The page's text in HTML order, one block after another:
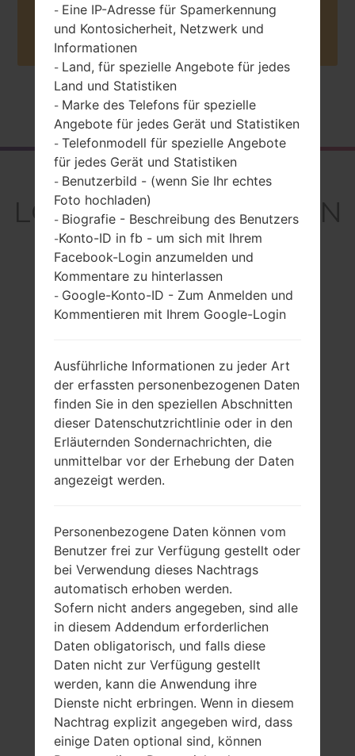
Buy accessories on Amazon
Startseite → Serie →LG K40 →LGX420QN
Rückblick
LGX420QN(LMX420QN
) akaLG K40
- Eine IP-Adresse für Spamerkennung
und Kontosicherheit, Netzwerk und
Informationen
- Land, für spezielle Angebote für jedes
Land und Statistiken
- Marke des Telefons für spezielle
Angebote für jedes Gerät und Statistiken
- Telefonmodell für spezielle Angebote
für jedes Gerät und Statistiken
- Benutzerbild - (wenn Sie Ihr echtes
Foto hochladen)
- Biografie - Beschreibung des Benutzers
-Konto-ID in fb - um sich mit Ihrem
Facebook-Login anzumelden und
Kommentare zu hinterlassen
- Google-Konto-ID - Zum Anmelden und
Kommentieren mit Ihrem Google-Login
Ausführliche Informationen zu jeder Art
der erfassten personenbezogenen Daten
finden Sie in den speziellen Abschnitten
dieser Datenschutzrichtlinie oder in den
Erläuternden Sondernachrichten, die
unmittelbar vor der Erhebung der Daten
angezeigt werden.
Personenbezogene Daten können vom
Benutzer frei zur Verfügung gestellt oder
bei Verwendung dieses Nachtrags
automatisch erhoben werden.
Sofern nicht anders angegeben, sind alle
in diesem Addendum erforderlichen
Daten obligatorisch, und falls diese
Daten nicht zur Verfügung gestellt
werden, kann die Anwendung ihre
Dienste nicht erbringen. Wenn in diesem
Nachtrag explizit angegeben wird, dass
einige Daten optional sind, können